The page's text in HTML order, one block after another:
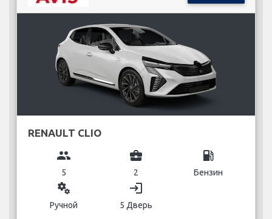
RENAULT CLIO
group
5
business_center
2
local_gas_station
Бензин
miscellaneous_services
Ручной
login
5 Дверь